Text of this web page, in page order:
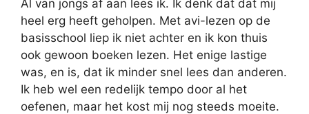
Al van jongs af aan lees ik. Ik denk dat dat mij
heel erg heeft geholpen. Met avi-lezen op de
basisschool liep ik niet achter en ik kon thuis
ook gewoon boeken lezen. Het enige lastige
was, en is, dat ik minder snel lees dan anderen.
Ik heb wel een redelijk tempo door al het
oefenen, maar het kost mij nog steeds moeite.